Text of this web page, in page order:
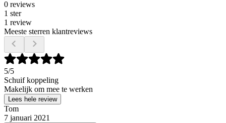
0 reviews
1 ster
1 review
Meeste sterren klantreviews
5/5
Schuif koppeling
Makelijk om mee te werken
Lees hele review
Tom
7 januari 2021